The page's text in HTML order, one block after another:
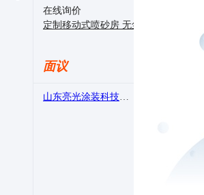
在线询价
定制移动式喷砂房 无尘密闭除锈打砂房
面议
山东亮光涂装科技有限公司